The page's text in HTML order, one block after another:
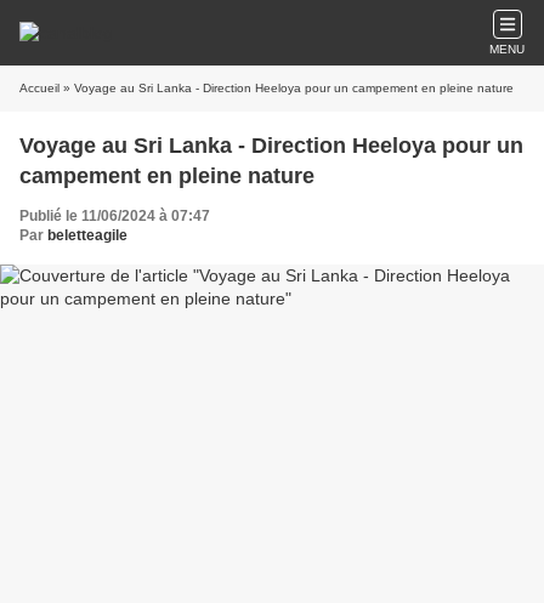
MENU
Accueil » Voyage au Sri Lanka - Direction Heeloya pour un campement en pleine nature
Voyage au Sri Lanka - Direction Heeloya pour un
campement en pleine nature
Publié le 11/06/2024 à 07:47
Par beletteagile